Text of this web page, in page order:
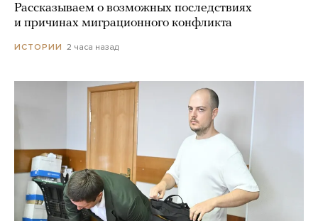
Рассказываем о возможных последствиях
и причинах миграционного конфликта
ИСТОРИИ 2 часа назад